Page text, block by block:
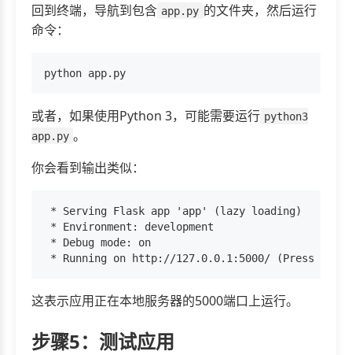
回到终端，导航到包含 app.py 的文件夹，然后运行
命令：
或者，如果使用Python 3，可能需要运行 python3
app.py 。
你会看到输出类似：
* Serving Flask app 'app' (lazy loading)
* Environment: development
* Debug mode: on
这表示应用正在本地服务器的5000端口上运行。
步骤5：测试应用